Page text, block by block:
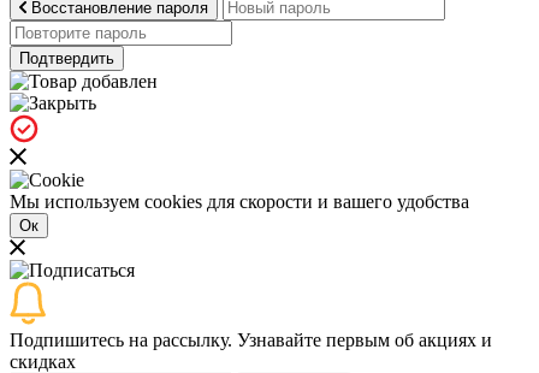
Восстановление пароля
Подтвердить
Мы используем cookies для скорости и вашего удобства
Ок
Подпишитесь на рассылку. Узнавайте первым об акциях и
скидках